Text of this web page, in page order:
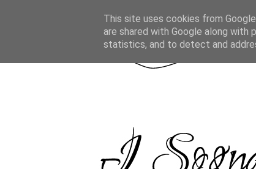
This site uses cookies from
are shared with Google along
statistics, and to detect and